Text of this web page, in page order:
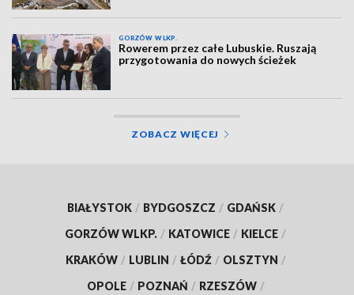
GORZÓW WLKP.
Rowerem przez całe Lubuskie. Ruszają
przygotowania do nowych ścieżek
ZOBACZ WIĘCEJ
BIAŁYSTOK / BYDGOSZCZ / GDAŃSK /
GORZÓW WLKP. / KATOWICE / KIELCE /
KRAKÓW / LUBLIN / ŁÓDŹ / OLSZTYN /
OPOLE / POZNAŃ / RZESZÓW /